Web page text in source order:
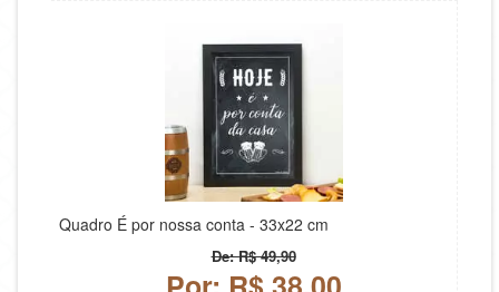
Quadro É por nossa conta - 33x22 cm
De: R$ 49,90